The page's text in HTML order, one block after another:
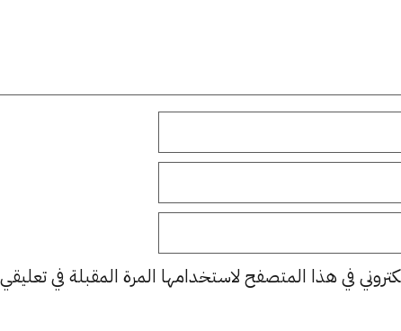
في هذا المتصفح لاستخدامها المرة المقبلة في